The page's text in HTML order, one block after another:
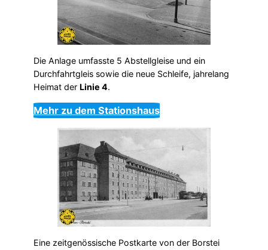
Die Anlage umfasste 5 Abstellgleise und ein
Durchfahrtgleis sowie die neue Schleife, jahrelang
Heimat der Linie 4.
Mehr zu dem Stationshaus
Eine zeitgenössische Postkarte von der Borstei